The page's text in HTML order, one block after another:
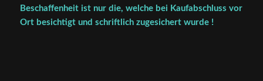
Beschaffenheit ist nur die, welche bei Kaufabschluss vor
Ort besichtigt und schriftlich zugesichert wurde !